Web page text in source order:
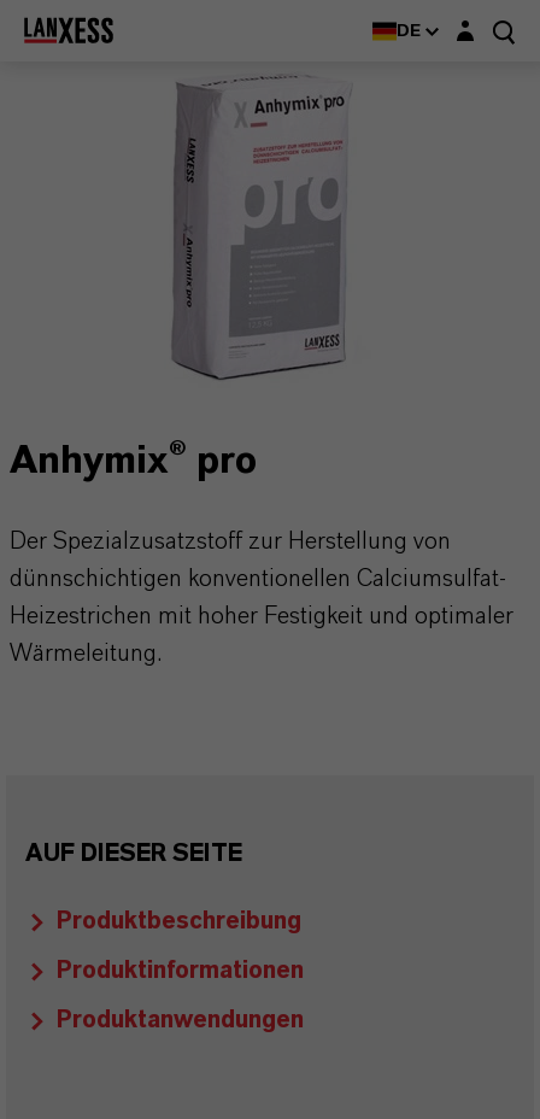
DE Login-Maske
Anhymix® pro
Der Spezialzusatzstoff zur Herstellung von
dünnschichtigen konventionellen Calciumsulfat-
Heizestrichen mit hoher Festigkeit und optimaler
Wärmeleitung.
AUF DIESER SEITE
Produktbeschreibung
Produktinformationen
Produktanwendungen